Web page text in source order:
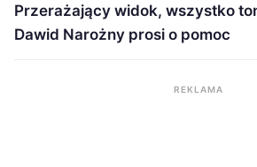
Przerażający widok, wszystko
Dawid Narożny prosi o pomoc
REKLAMA